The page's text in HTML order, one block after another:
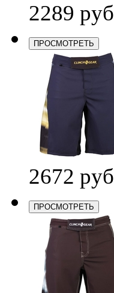
2289 руб
ПРОСМОТРЕТЬ
2672 руб
ПРОСМОТРЕТЬ